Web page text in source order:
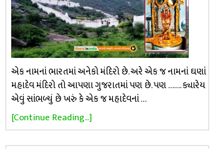
એક નામનાં ભારતમાં અનેકો મંદિરો છે. અરે એક જ નામનાં ઘણાં
મહાદેવ મંદિરો તો આપણા ગુજરાતમાં પણ છે. પણ ……. ક્યારેય
એવું સાંભળ્યું છે ખરું કે એક જ મહાદેવનાં …
[Continue Reading...]